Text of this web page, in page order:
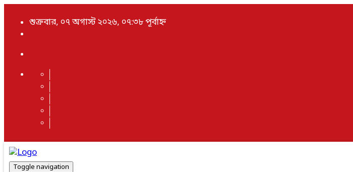
শুক্রবার, ০৭ অগাস্ট ২০২৬, ০৭:৩৮ পূর্বাহ্ন
Toggle navigation